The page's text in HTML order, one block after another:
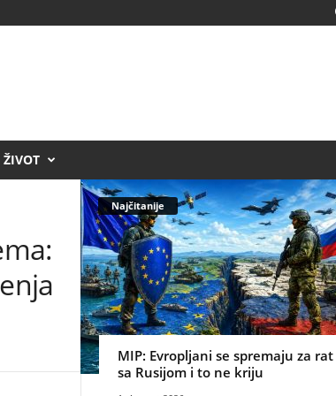
ŽIVOT
Najčitanije
MIP: Evropljani se spremaju za rat
sa Rusijom i to ne kriju